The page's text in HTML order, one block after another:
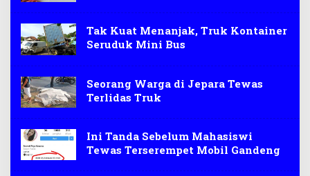
Tak Kuat Menanjak, Truk Kontainer
Seruduk Mini Bus
Seorang Warga di Jepara Tewas
Terlidas Truk
Ini Tanda Sebelum Mahasiswi
Tewas Terserempet Mobil Gandeng